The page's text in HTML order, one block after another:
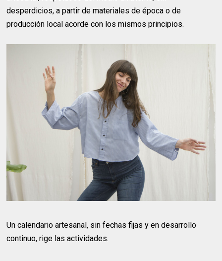
desperdicios, a partir de materiales de época o de
producción local acorde con los mismos principios.
Un calendario artesanal, sin fechas fijas y en desarrollo
continuo, rige las actividades.